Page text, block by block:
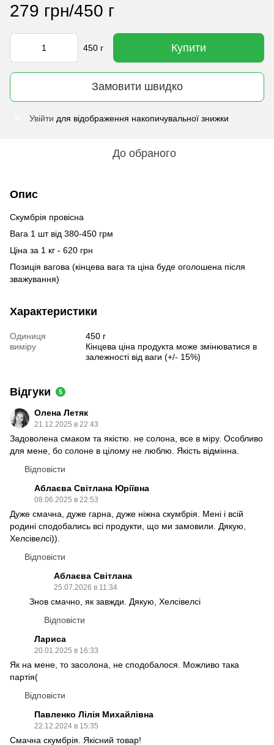
279 грн/450 г
450 г Купити
Замовити швидко
Увійти для відображення накопичувальної знижки
До обраного
Опис
Скумбрія провісна
Вага 1 шт від 380-450 грм
Ціна за 1 кг - 620 грн
Позиція вагова (кінцева вага та ціна буде оголошена після
зважування)
Характеристики
Одиниця
виміру
450 г
Кінцева ціна продукта може змінюватися в
залежності від ваги (+/- 15%)
Відгуки 5
Олена Летяк
21.12.2025 в 22:43
Задоволена смаком та якістю. не солона, все в міру. Особливо
для мене, бо солоне в цілому не люблю. Якість відмінна.
Відповісти
Аблаєва Світлана Юріївна
08.06.2025 в 22:53
Дуже смачна, дуже гарна, дуже ніжна скумбрія. Мені і всій
родині сподобались всі продукти, що ми замовили. Дякую,
Хелсівелсі)).
Відповісти
Аблаєва Світлана
25.07.2026 в 11:34
Знов смачно, як завжди. Дякую, Хелсівелсі
Відповісти
Лариса
20.01.2025 в 16:33
Як на мене, то засолона, не сподобалося. Можливо така
партія(
Відповісти
Павленко Лілія Михайлівна
22.12.2024 в 15:35
Смачна скумбрія. Якісний товар!